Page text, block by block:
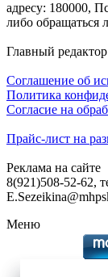
адресу: 180000,
либо обращаться
Главный
Соглашение об
Политика
Согласие на
Прайс-лист на
Реклама на сайте
8(921)508-52-62,
Меню